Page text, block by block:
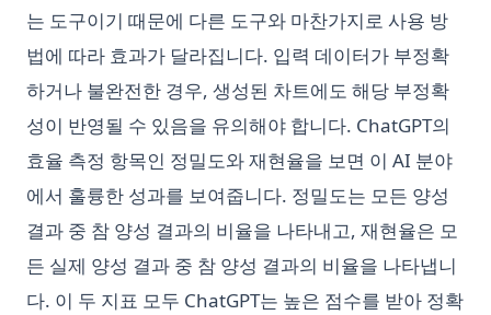
는 도구이기 때문에 다른 도구와 마찬가지로 사용 방
법에 따라 효과가 달라집니다. 입력 데이터가 부정확
하거나 불완전한 경우, 생성된 차트에도 해당 부정확
성이 반영될 수 있음을 유의해야 합니다. ChatGPT의
효율 측정 항목인 정밀도와 재현율을 보면 이 AI 분야
에서 훌륭한 성과를 보여줍니다. 정밀도는 모든 양성
결과 중 참 양성 결과의 비율을 나타내고, 재현율은 모
든 실제 양성 결과 중 참 양성 결과의 비율을 나타냅니
다. 이 두 지표 모두 ChatGPT는 높은 점수를 받아 정확